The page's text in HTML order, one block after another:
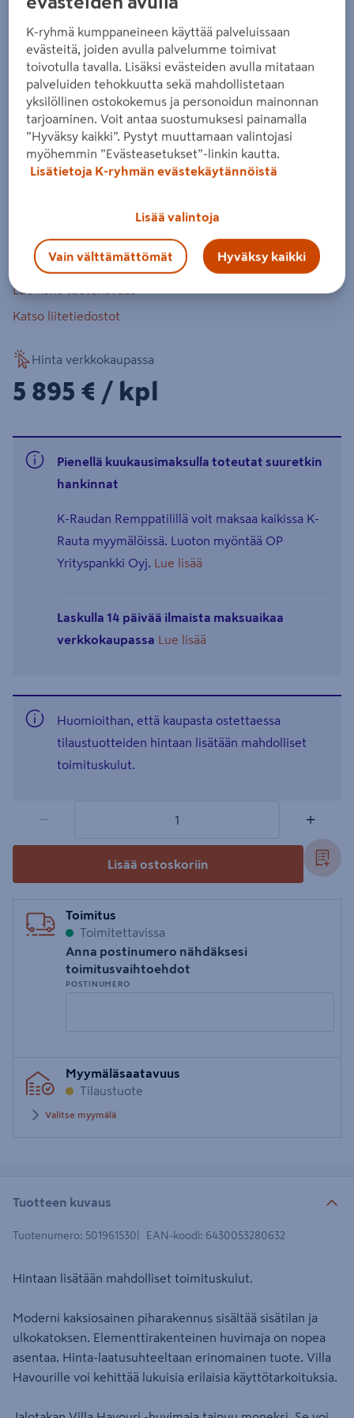
Huvimaja Villa Havouri 15,2m²
Tuotenumero:501961530 EAN-koodi:6430053280632
Moderni huvimaja, joka sopii hyvin nykyaikaisten
omakotitalojen pihoille. Mitat: 2,7 x 5,4 m, harjakorkeus 2,6
m. Hinta-laatusuhteeltaan erinomainen tuote, jolla on
lukuisia käyttötarkoituksia. Tilaustuote, tilaa myymälästä.
materiaali mänty
avattava ikkuna
Lue koko tuotekuvaus
Katso liitetiedostot
Hinta verkkokaupassa
5895€/kpl
5 895 € / kpl
Pienellä kuukausimaksulla toteutat suuretkin
hankinnat
K-Raudan Remppatilillä voit maksaa kaikissa K-
Rauta myymälöissä. Luoton myöntää OP
Yrityspankki Oyj. Lue lisää
Laskulla 14 päivää ilmaista maksuaikaa
verkkokaupassa Lue lisää
Huomioithan, että kaupasta ostettaessa
tilaustuotteiden hintaan lisätään mahdolliset
toimituskulut.
− +
Lisää ostoskoriin
Toimitus
Toimitettavissa
Anna postinumero nähdäksesi
toimitusvaihtoehdot
POSTINUMERO
postinumero
Myymäläsaatavuus
Tilaustuote
Valitse myymälä
Tuotteen kuvaus
Tuotenumero: 501961530 EAN-koodi: 6430053280632
Hintaan lisätään mahdolliset toimituskulut.
Moderni kaksiosainen piharakennus sisältää sisätilan ja
ulkokatoksen. Elementtirakenteinen huvimaja on nopea
asentaa. Hinta-laatusuhteeltaan erinomainen tuote. Villa
Havourille voi kehittää lukuisia erilaisia käyttötarkoituksia.
K-ryhmä kumppaneineen käyttää palveluissaan
evästeitä, joiden avulla palvelumme toimivat
toivotulla tavalla. Lisäksi evästeiden avulla mitataan
palveluiden tehokkuutta sekä mahdollistetaan
yksilöllinen ostokokemus ja personoidun mainonnan
tarjoaminen. Voit antaa suostumuksesi painamalla
”Hyväksy kaikki”. Pystyt muuttamaan valintojasi
myöhemmin ”Evästeasetukset”-linkin kautta.
Lisätietoja K-ryhmän evästekäytännöistä
Lisää valintoja
Vain välttämättömät Hyväksy kaikki